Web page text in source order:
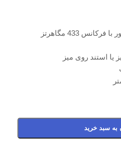
433 مگاهرتز
یا استند روی میز
به سبد خرید